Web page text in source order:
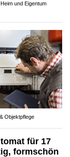
und Eigentum
Objektpflege
für 17
formschön